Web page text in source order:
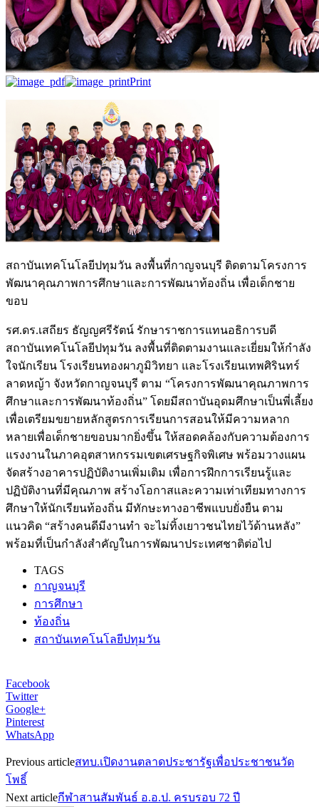
Print
สถาบันเทคโนโลยีปทุมวัน ลงพื้นที่กาญจนบุรี ติดตามโครงการ
พัฒนาคุณภาพการศึกษาและการพัฒนาท้องถิ่น เพื่อเด็กชาย
ขอบ
รศ.ดร.เสถียร ธัญญศรีรัตน์ รักษาราชการแทนอธิการบดี
สถาบันเทคโนโลยีปทุมวัน ลงพื้นที่ติดตามงานและเยี่ยมให้กำลัง
ใจนักเรียน โรงเรียนทองผาภูมิวิทยา และโรงเรียนเทพศิรินทร์
ลาดหญ้า จังหวัดกาญจนบุรี ตาม “โครงการพัฒนาคุณภาพการ
ศึกษาและการพัฒนาท้องถิ่น” โดยมีสถาบันอุดมศึกษาเป็นพี่เลี้ยง
เพื่อเตรียมขยายหลักสูตรการเรียนการสอนให้มีความหลาก
หลายเพื่อเด็กชายขอบมากยิ่งขึ้น ให้สอดคล้องกับความต้องการ
แรงงานในภาคอุตสาหกรรมเขตเศรษฐกิจพิเศษ พร้อมวางแผน
จัดสร้างอาคารปฏิบัติงานเพิ่มเติม เพื่อการฝึกการเรียนรู้และ
ปฏิบัติงานที่มีคุณภาพ สร้างโอกาสและความเท่าเทียมทางการ
ศึกษาให้นักเรียนท้องถิ่น มีทักษะทางอาชีพแบบยั่งยืน ตาม
แนวคิด “สร้างคนดีมีงานทำ จะไม่ทิ้งเยาวชนไทยไว้ด้านหลัง”
พร้อมที่เป็นกำลังสำคัญในการพัฒนาประเทศชาติต่อไป
TAGS
กาญจนบุรี
การศึกษา
ท้องถิ่น
สถาบันเทคโนโลยีปทุมวัน
Facebook
Twitter
Google+
Pinterest
WhatsApp
Previous articleสทบ.เปิดงานตลาดประชารัฐเพื่อประชาชนวัด
โพธิ์
Next articleกีฬาสานสัมพันธ์ อ.อ.ป. ครบรอบ 72 ปี